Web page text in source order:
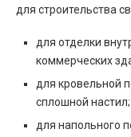
для строительства
для отделки
коммерческих
для кровельной
сплошной настил;
для напольного